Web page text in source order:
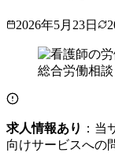
2026年5月23日
求人情報あり ：当
向けサービスへの